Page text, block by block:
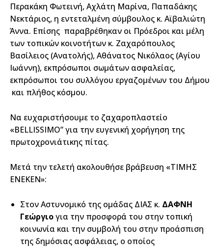
Περακάκη Φωτεινή, Αχλάτη Μαρίνα, Παπαδάκης
Νεκτάριος, η εντεταλμένη σύμβουλος κ. Αϊβαλιώτη
Άννα. Επίσης παραβρέθηκαν οι Πρόεδροι και μέλη
των τοπικών κοινοτήτων κ. Ζαχαρόπουλος
Βασίλειος (Ανατολής), Αθάνατος Νικόλαος (Αγίου
Ιωάννη), εκπρόσωποι σωμάτων ασφαλείας,
εκπρόσωποι του συλλόγου εργαζομένων του Δήμου
και πλήθος κόσμου.
Να ευχαριστήσουμε το ζαχαροπλαστείο
«BELLISSIMO” για την ευγενική χορήγηση της
πρωτοχρονιάτικης πίτας.
Μετά την τελετή ακολουθήσε βράβευση «ΤΙΜΗΣ
ΕΝΕΚΕΝ»:
Στον Αστυνομικό της ομάδας ΔΙΑΣ κ. ΔΑΦΝΗ
Γεώργιογια την προσφορά του στην τοπική
κοινωνία και την συμβολή του στην προάσπιση
της δημόσιας ασφάλειας, ο οποίος